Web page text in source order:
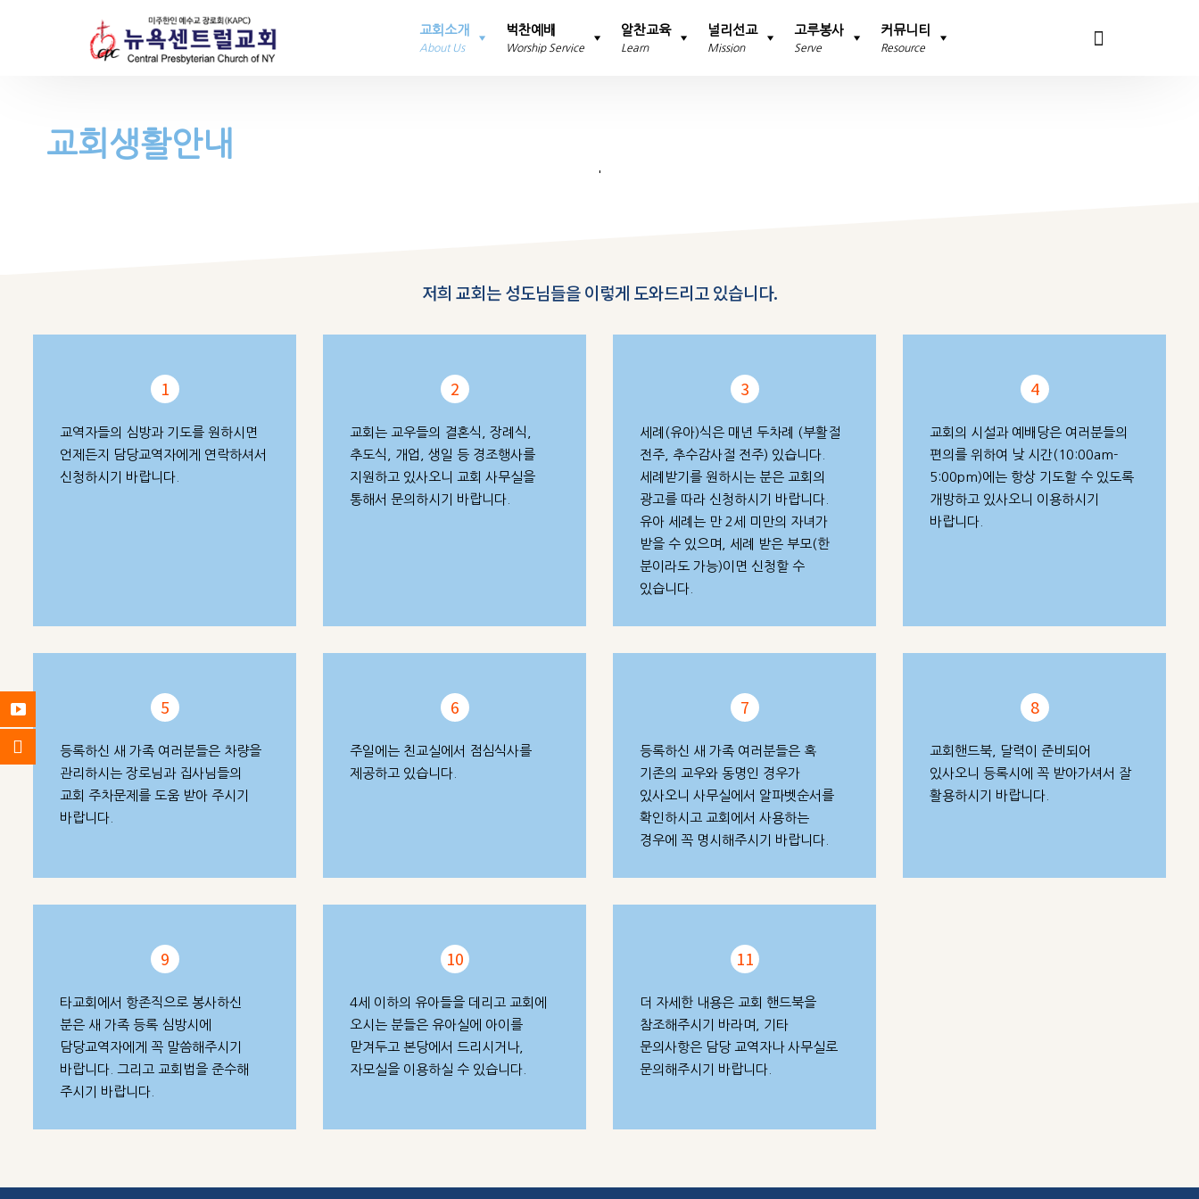
교회소개
About Us
벅찬예배
Worship Service
알찬교육
Learn
널리선교
Mission
고루봉사
Serve
커뮤니티
Resource
교회생활안내
'
저희 교회는 성도님들을 이렇게 도와드리고 있습니다.
1
교역자들의 심방과 기도를 원하시면
언제든지 담당교역자에게 연락하셔서
신청하시기 바랍니다.
2
교회는 교우들의 결혼식, 장례식,
추도식, 개업, 생일 등 경조행사를
지원하고 있사오니 교회 사무실을
통해서 문의하시기 바랍니다.
3
세례(유아)식은 매년 두차례 (부활절
전주, 추수감사절 전주) 있습니다.
세례받기를 원하시는 분은 교회의
광고를 따라 신청하시기 바랍니다.
유아 세례는 만 2세 미만의 자녀가
받을 수 있으며, 세례 받은 부모(한
분이라도 가능)이면 신청할 수
있습니다.
4
교회의 시설과 예배당은 여러분들의
편의를 위하여 낮 시간(10:00am-
5:00pm)에는 항상 기도할 수 있도록
개방하고 있사오니 이용하시기
바랍니다.
5
등록하신 새 가족 여러분들은 차량을
관리하시는 장로님과 집사님들의
교회 주차문제를 도움 받아 주시기
바랍니다.
6
주일에는 친교실에서 점심식사를
제공하고 있습니다.
7
등록하신 새 가족 여러분들은 혹
기존의 교우와 동명인 경우가
있사오니 사무실에서 알파벳순서를
확인하시고 교회에서 사용하는
경우에 꼭 명시해주시기 바랍니다.
8
교회핸드북, 달력이 준비되어
있사오니 등록시에 꼭 받아가셔서 잘
활용하시기 바랍니다.
9
타교회에서 항존직으로 봉사하신
분은 새 가족 등록 심방시에
담당교역자에게 꼭 말씀해주시기
바랍니다. 그리고 교회법을 준수해
주시기 바랍니다.
10
4세 이하의 유아들을 데리고 교회에
오시는 분들은 유아실에 아이를
맏겨두고 본당에서 드리시거나,
자모실을 이용하실 수 있습니다.
11
더 자세한 내용은 교회 핸드북을
참조해주시기 바라며, 기타
문의사항은 담당 교역자나 사무실로
문의해주시기 바랍니다.